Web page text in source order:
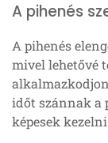
A pihenés
A pihenés
mivel lehetővé
időt szánnak a
képesek